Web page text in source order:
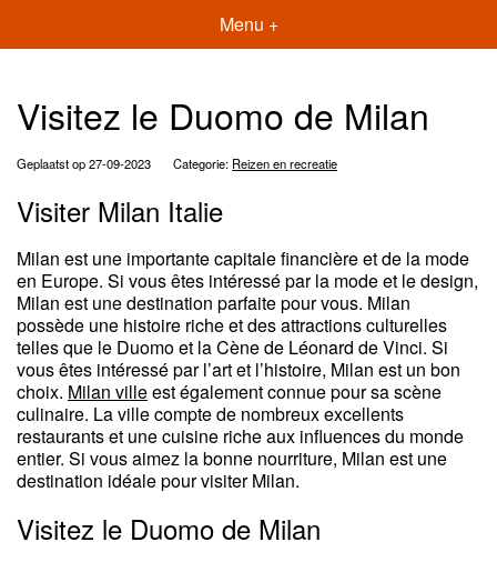
Menu +
Visitez le Duomo de Milan
Geplaatst op 27-09-2023 Categorie: Reizen en recreatie
Visiter Milan Italie
Milan est une importante capitale financière et de la mode
en Europe. Si vous êtes intéressé par la mode et le design,
Milan est une destination parfaite pour vous. Milan
possède une histoire riche et des attractions culturelles
telles que le Duomo et la Cène de Léonard de Vinci. Si
vous êtes intéressé par l’art et l’histoire, Milan est un bon
choix. Milan villeest également connue pour sa scène
culinaire. La ville compte de nombreux excellents
restaurants et une cuisine riche aux influences du monde
entier. Si vous aimez la bonne nourriture, Milan est une
destination idéale pour visiter Milan.
Visitez le Duomo de Milan